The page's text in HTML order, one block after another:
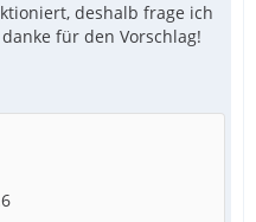
deshalb frage ich
für den Vorschlag!